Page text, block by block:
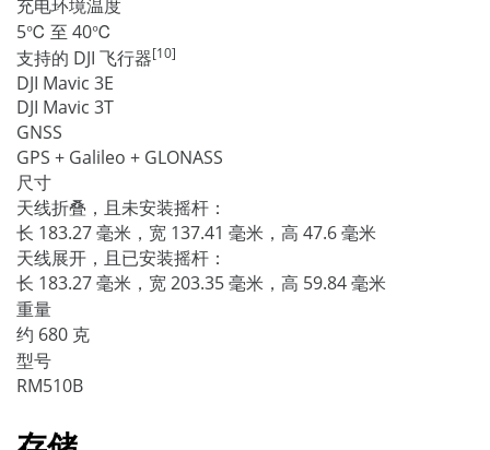
充电环境温度
5℃ 至 40℃
支持的 DJI 飞行器[10]
DJI Mavic 3E
DJI Mavic 3T
GNSS
GPS + Galileo + GLONASS
尺寸
天线折叠，且未安装摇杆：
长 183.27 毫米，宽 137.41 毫米，高 47.6 毫米
天线展开，且已安装摇杆：
长 183.27 毫米，宽 203.35 毫米，高 59.84 毫米
重量
约 680 克
型号
RM510B